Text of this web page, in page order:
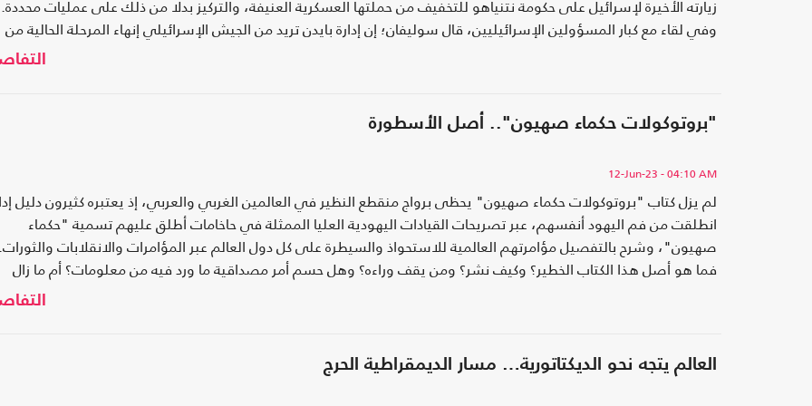
زيارته الأخيرة لإسرائيل على حكومة نتنياهو للتخفيف من حملتها العسكرية العنيفة، والتركيز بدلا من ذلك على عمليات محددة.
وفي لقاء مع كبار المسؤولين الإسرائيليين، قال سوليفان؛ إن إدارة بايدن تريد من الجيش الإسرائيلي إنهاء المرحلة الحالية من
"بروتوكولات حكماء صهيون".. أصل الأسطورة
12-Jun-23 - 04:10 AM
لم يزل كتاب "بروتوكولات حكماء صهيون" يحظى برواج منقطع النظير في العالمين الغربي والعربي، إذ يعتبره كثيرون دليل
انطلقت من فم اليهود أنفسهم، عبر تصريحات القيادات اليهودية العليا الممثلة في حاخامات أطلق عليهم تسمية "حكماء
صهيون"، وشرح بالتفصيل مؤامرتهم العالمية للاستحواذ والسيطرة على كل دول العالم عبر المؤامرات والانقلابات والثورات.
فما هو أصل هذا الكتاب الخطير؟ وكيف نشر؟ ومن يقف وراءه؟ وهل حسم أمر مصداقية ما ورد فيه من معلومات؟ أم ما زال
العالم يتجه نحو الديكتاتورية… مسار الديمقراطية الحرج